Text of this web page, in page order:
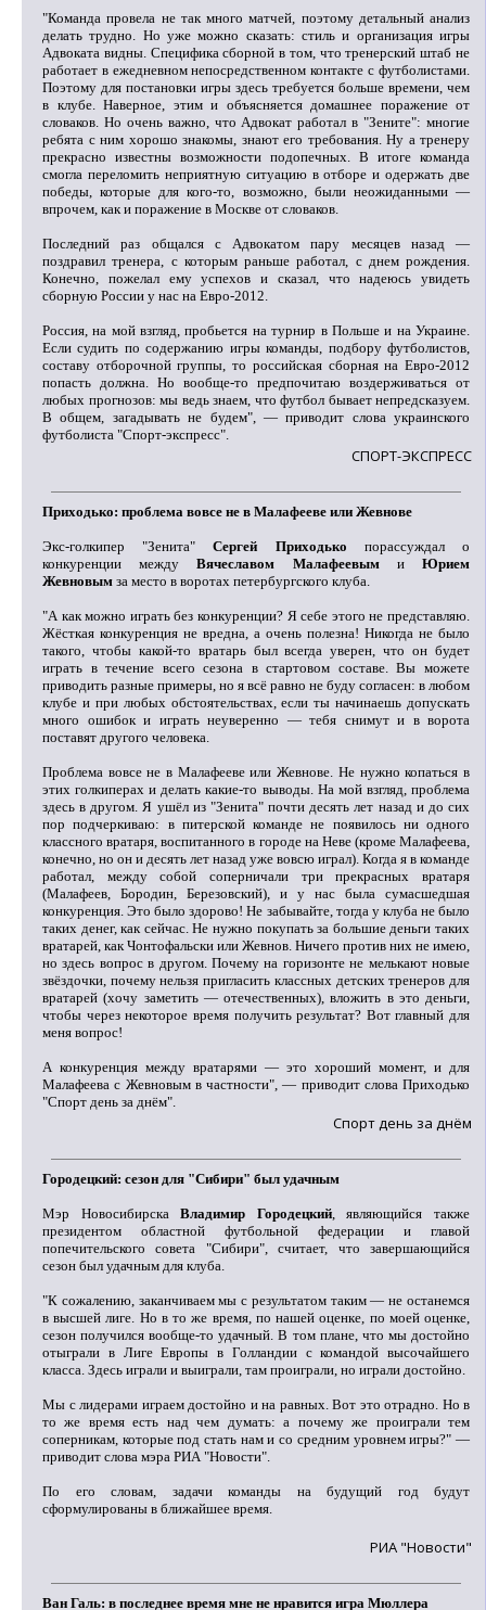
"Команда провела не так много матчей, поэтому детальный анализ
делать трудно. Но уже можно сказать: стиль и организация игры
Адвоката видны. Специфика сборной в том, что тренерский штаб не
работает в ежедневном непосредственном контакте с футболистами.
Поэтому для постановки игры здесь требуется больше времени, чем
в клубе. Наверное, этим и объясняется домашнее поражение от
словаков. Но очень важно, что Адвокат работал в "Зените": многие
ребята с ним хорошо знакомы, знают его требования. Ну а тренеру
прекрасно известны возможности подопечных. В итоге команда
смогла переломить неприятную ситуацию в отборе и одержать две
победы, которые для кого-то, возможно, были неожиданными —
впрочем, как и поражение в Москве от словаков.
Последний раз общался с Адвокатом пару месяцев назад —
поздравил тренера, с которым раньше работал, с днем рождения.
Конечно, пожелал ему успехов и сказал, что надеюсь увидеть
сборную России у нас на Евро-2012.
Россия, на мой взгляд, пробьется на турнир в Польше и на Украине.
Если судить по содержанию игры команды, подбору футболистов,
составу отборочной группы, то российская сборная на Евро-2012
попасть должна. Но вообще-то предпочитаю воздерживаться от
любых прогнозов: мы ведь знаем, что футбол бывает непредсказуем.
В общем, загадывать не будем", — приводит слова украинского
футболиста "Спорт-экспресс".
СПОРТ-ЭКСПРЕСС
Приходько: проблема вовсе не в Малафееве или Жевнове
Экс-голкипер "Зенита"Сергей Приходько порассуждал о
конкуренции междуВячеславом МалафеевымиЮрием
Жевновым за место в воротах петербургского клуба.
"А как можно играть без конкуренции? Я себе этого не представляю.
Жёсткая конкуренция не вредна, а очень полезна! Никогда не было
такого, чтобы какой-то вратарь был всегда уверен, что он будет
играть в течение всего сезона в стартовом составе. Вы можете
приводить разные примеры, но я всё равно не буду согласен: в любом
клубе и при любых обстоятельствах, если ты начинаешь допускать
много ошибок и играть неуверенно — тебя снимут и в ворота
поставят другого человека.
Проблема вовсе не в Малафееве или Жевнове. Не нужно копаться в
этих голкиперах и делать какие-то выводы. На мой взгляд, проблема
здесь в другом. Я ушёл из "Зенита" почти десять лет назад и до сих
пор подчеркиваю: в питерской команде не появилось ни одного
классного вратаря, воспитанного в городе на Неве (кроме Малафеева,
конечно, но он и десять лет назад уже вовсю играл). Когда я в команде
работал, между собой соперничали три прекрасных вратаря
(Малафеев, Бородин, Березовский), и у нас была сумасшедшая
конкуренция. Это было здорово! Не забывайте, тогда у клуба не было
таких денег, как сейчас. Не нужно покупать за большие деньги таких
вратарей, как Чонтофальски или Жевнов. Ничего против них не имею,
но здесь вопрос в другом. Почему на горизонте не мелькают новые
звёздочки, почему нельзя пригласить классных детских тренеров для
вратарей (хочу заметить — отечественных), вложить в это деньги,
чтобы через некоторое время получить результат? Вот главный для
меня вопрос!
А конкуренция между вратарями — это хороший момент, и для
Малафеева с Жевновым в частности", — приводит слова Приходько
"Спорт день за днём".
Спорт день за днём
Городецкий: cезон для "Сибири" был удачным
Мэр НовосибирскаВладимир Городецкий, являющийся также
президентом областной футбольной федерации и главой
попечительского совета "Сибири", считает, что завершающийся
сезон был удачным для клуба.
"К сожалению, заканчиваем мы с результатом таким — не останемся
в высшей лиге. Но в то же время, по нашей оценке, по моей оценке,
сезон получился вообще-то удачный. В том плане, что мы достойно
отыграли в Лиге Европы в Голландии с командой высочайшего
класса. Здесь играли и выиграли, там проиграли, но играли достойно.
Мы с лидерами играем достойно и на равных. Вот это отрадно. Но в
то же время есть над чем думать: а почему же проиграли тем
соперникам, которые под стать нам и со средним уровнем игры?" —
приводит слова мэра РИА "Новости".
По его словам, задачи команды на будущий год будут
сформулированы в ближайшее время.
РИА "Новости"
Ван Галь: в последнее время мне не нравится игра Мюллера